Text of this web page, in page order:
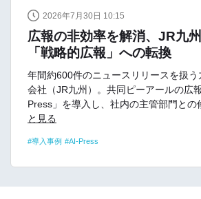
2026年7月30日 10:15
広報の非効率を解消、JR九
「戦略的広報」への転換
年間約600件のニュースリリースを扱
会社（JR九州）。共同ピーアールの広
Press」を導入し、社内の主管部門との
と見る
導入事例 AI-Press